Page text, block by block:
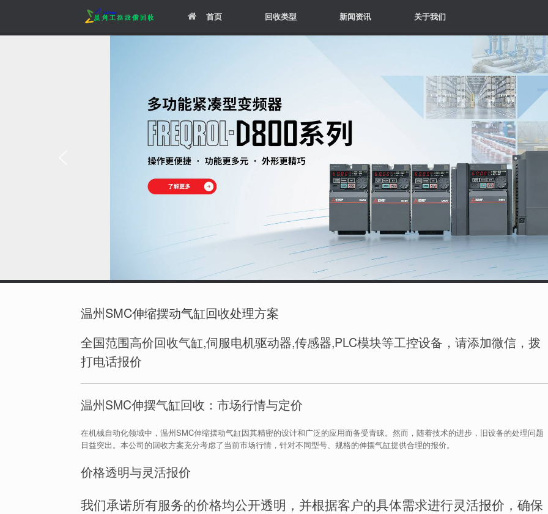
首页 回收类型 新闻资讯 关于我们
温州SMC伸缩摆动气缸回收处理方案
全国范围高价回收气缸,伺服电机驱动器,传感器,PLC模块等工控设备，请添加微信，拨
打电话报价
温州SMC伸摆气缸回收：市场行情与定价
在机械自动化领域中，温州SMC伸缩摆动气缸因其精密的设计和广泛的应用而备受青睐。然而，随着技术的进步，旧设备的处理问题
日益突出。本公司的回收方案充分考虑了当前市场行情，针对不同型号、规格的伸摆气缸提供合理的报价。
价格透明与灵活报价
我们承诺所有服务的价格均公开透明，并根据客户的具体需求进行灵活报价，确保